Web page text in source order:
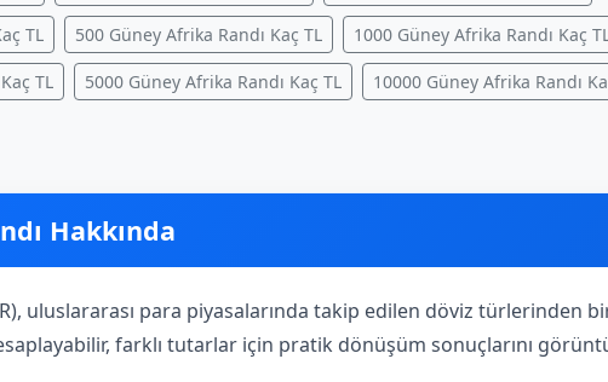
TL 500 Güney Afrika Randı Kaç TL 1000 Güney Afrika Randı Kaç
TL 5000 Güney Afrika Randı Kaç TL 10000 Güney Afrika Randı
Hakkında
uluslararası para piyasalarında takip edilen döviz türlerinden
farklı tutarlar için pratik dönüşüm sonuçlarını